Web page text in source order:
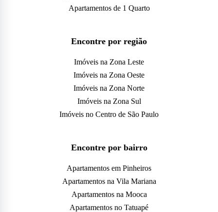
Apartamentos de 1 Quarto
Encontre por região
Imóveis na Zona Leste
Imóveis na Zona Oeste
Imóveis na Zona Norte
Imóveis na Zona Sul
Imóveis no Centro de São Paulo
Encontre por bairro
Apartamentos em Pinheiros
Apartamentos na Vila Mariana
Apartamentos na Mooca
Apartamentos no Tatuapé